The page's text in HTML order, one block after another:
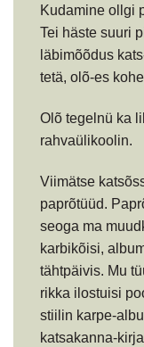
Kudamine ollgi
Tei häste suuri
läbimõõdus
tetä, olõ-es
Olõ tegelnü ka
rahvaülikoolin.
Viimätse
paprõtüüd.
seoga ma
karbikõisi,
tähtpäivis. Mu
rikka ilostuisi
stiilin karpe-
katsakanna-